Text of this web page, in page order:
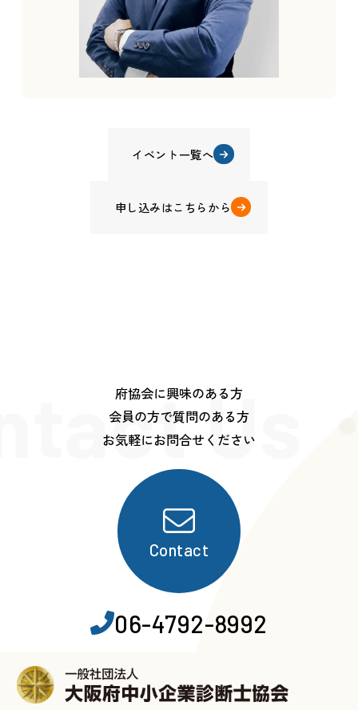
イベント一覧へ
申し込みはこちらから
Us
府協会に興味のある方
会員の方で質問のある方
お気軽にお問合せください
Contact
06-4792-8992